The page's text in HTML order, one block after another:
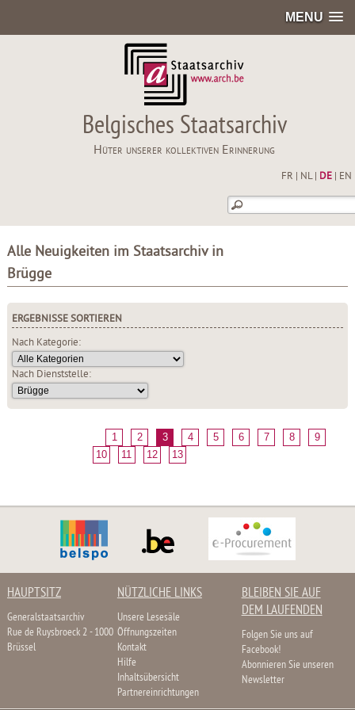
MENU
Belgisches Staatsarchiv
Hüter unserer kollektiven Erinnerung
FR NL| DE| EN
Alle Neuigkeiten im Staatsarchiv in
Brügge
ERGEBNISSE SORTIEREN
Nach Kategorie:
Nach Dienststelle:
1 2 3 4 5 6 7 8
9
10
11 12 13
HAUPTSITZ
Generalstaatsarchiv
Rue de Ruysbroeck 2 - 1000
Brüssel
NÜTZLICHE LINKS
Unsere Lesesäle
Öffnungszeiten
Kontakt
Hilfe
Inhaltsübersicht
Partnereinrichtungen
BLEIBEN SIE AUF
DEM LAUFENDEN
Folgen Sie uns auf
Facebook!
Abonnieren Sie unseren
Newsletter